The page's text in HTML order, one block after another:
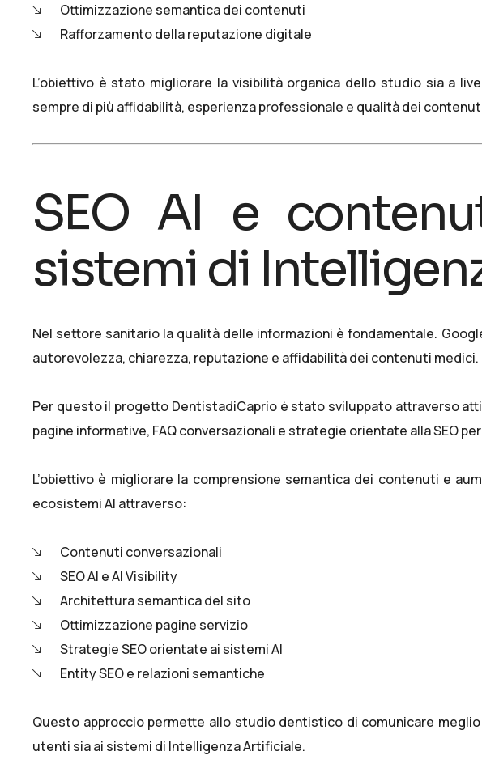
Ottimizzazione semantica dei contenuti
Rafforzamento della reputazione digitale
L’obiettivo è stato migliorare la visibilità organica dello studio sia a
sempre di più affidabilità, esperienza professionale e qualità dei
SEO AI e
sistemi di
Nel settore sanitario la qualità delle informazioni è fondamentale.
autorevolezza, chiarezza, reputazione e affidabilità dei contenuti medici.
Per questo il progetto DentistadiCaprio è stato sviluppato attraverso
pagine informative, FAQ conversazionali e strategie orientate allaSEO
L’obiettivo è migliorare la comprensione semantica dei contenuti e
ecosistemi AI attraverso:
Contenuti conversazionali
SEO AI e AI Visibility
Architettura semantica del sito
Ottimizzazione pagine servizio
Strategie SEO orientate ai sistemi AI
Entity SEO e relazioni semantiche
Questo approccio permette allo studio dentistico di comunicare
utenti sia ai sistemi di Intelligenza Artificiale.